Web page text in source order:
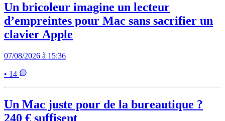
Un bricoleur imagine un lecteur
d’empreintes pour Mac sans sacrifier un
clavier Apple
07/08/2026 à 15:36
• 14
Un Mac juste pour de la bureautique ?
240 € suffisent